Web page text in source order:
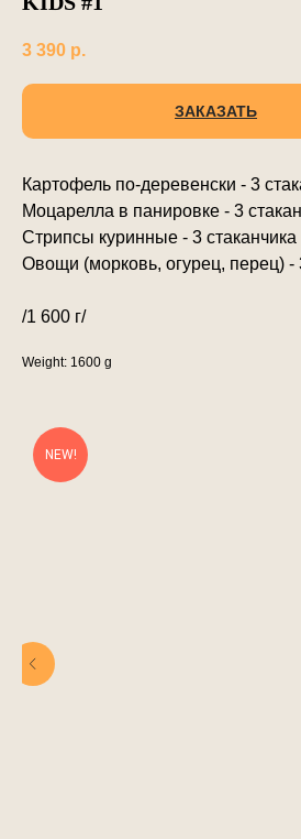
3 390 р.
ЗАКАЗАТЬ
Картофель по-деревенски - 3
Моцарелла в панировке - 3
Стрипсы куринные - 3 стаканчика
Овощи (морковь, огурец, перец) -
/1 600 г/
Weight: 1600 g
NEW!